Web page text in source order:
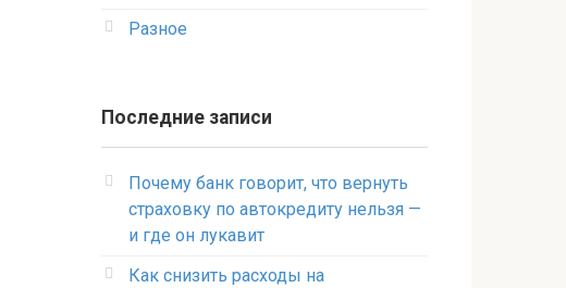
Разное
Последние записи
Почему банк говорит, что вернуть
страховку по автокредиту нельзя —
и где он лукавит
Как снизить расходы на